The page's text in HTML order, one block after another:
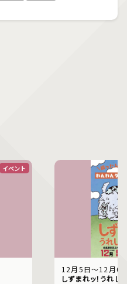
イベント
12月5日〜12月6
しずまれッ！うれし